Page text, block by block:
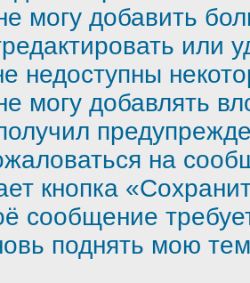
могу добавить
или
недоступны
могу добавлять
на
кнопка
сообщение
поднять мою